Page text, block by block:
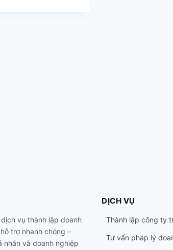
vụ thành lập doanh
trợ nhanh chóng –
nhân và doanh nghiệp
DỊCH VỤ
Thành lập công ty
Tư vấn pháp lý